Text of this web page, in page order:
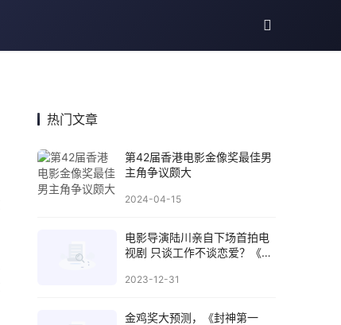
热门文章
第42届香港电影金像奖最佳男
主角争议颇大
2024-04-15
电影导演陆川亲自下场首拍电
视剧 只谈工作不谈恋爱？《非
2023-12-31
金鸡奖大预测，《封神第一